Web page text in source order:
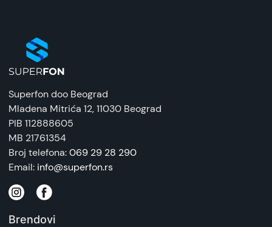
Superfon doo Beograd
Mladena Mitrića 12, 11030 Beograd
PIB 112888605
MB 21761354
Broj telefona:069 29 28 290
Email: info@superfon.rs
Brendovi